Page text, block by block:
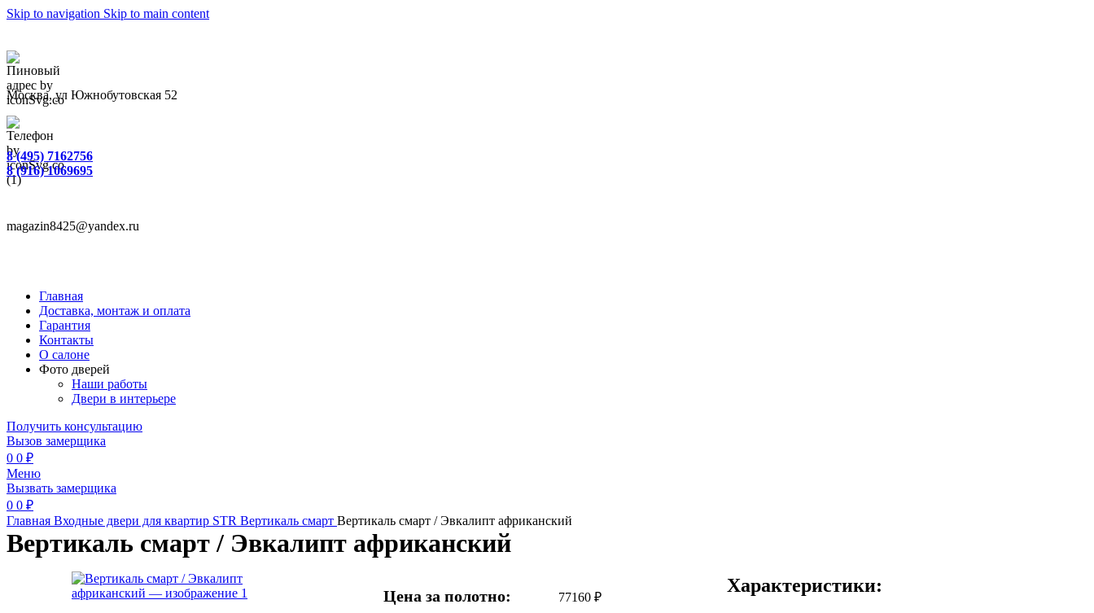
Skip to navigation Skip to main content
Москва, ул Южнобутовская 52
8 (495) 7162756
8 (916) 1069695
magazin8425@yandex.ru
Главная
Доставка, монтаж и оплата
Гарантия
Контакты
О салоне
Фото дверей
Наши работы
Двери в интерьере
Получить консультацию
Вызов замерщика
0 0 ₽
Меню
Вызвать замерщика
0 0 ₽
Главная Входные двери для квартир STR Вертикаль смарт Вертикаль смарт / Эвкалипт африканский
Вертикаль смарт / Эвкалипт африканский
Цена за полотно: 77160 ₽
Характеристики: